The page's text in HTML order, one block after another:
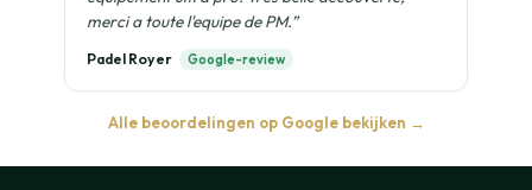
merci a toute l'equipe de PM.”
Padel Royer Google-review
Alle beoordelingen op Google bekijken →